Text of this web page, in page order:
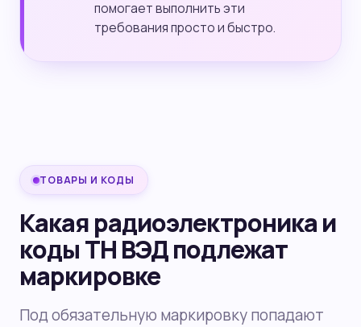
помогает выполнить эти
требования просто и быстро.
ТОВАРЫ И КОДЫ
Какая радиоэлектроника и
коды ТН ВЭД подлежат
маркировке
Под обязательную маркировку попадают